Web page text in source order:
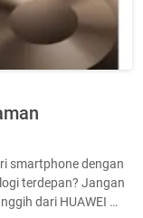
smartphone dengan
terdepan? Jangan
dari HUAWEI …